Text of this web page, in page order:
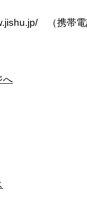
（携帯電
へ